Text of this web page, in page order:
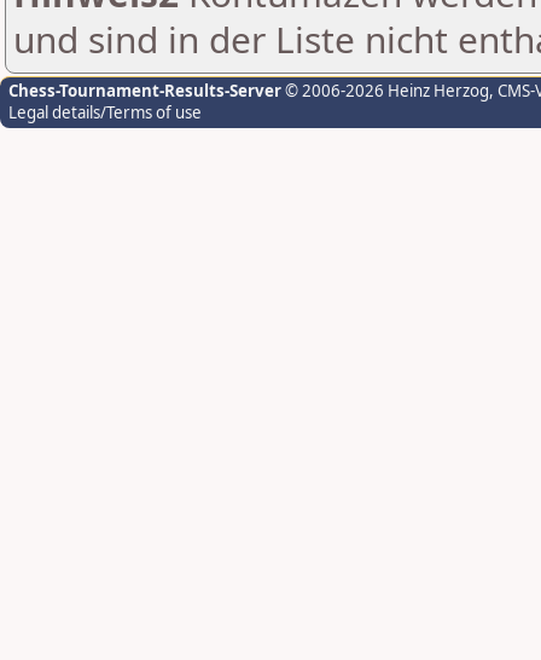
und sind in der Liste nicht
Chess-Tournament-Results-Server© 2006-2026 Heinz Herzog,
Legal details/Terms of use